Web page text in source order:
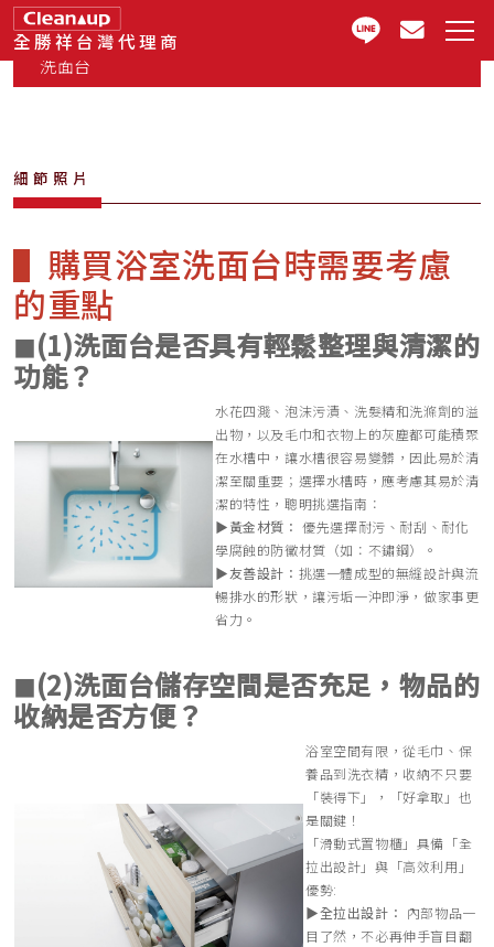
全勝祥台灣代理商
洗面台
細節照片
▌購買浴室洗面台時需要考慮
的重點
◼︎(1)洗面台是否具有輕鬆整理與清潔的
功能？
水花四濺、泡沫污漬、洗髮精和洗滌劑的溢
出物，以及毛巾和衣物上的灰塵都可能積聚
在水槽中，讓水槽很容易變髒，因此易於清
潔至關重要；選擇水槽時，應考慮其易於清
潔的特性，聰明挑選指南：
▶︎黃金材質： 優先選擇耐污、耐刮、耐化
學腐蝕的防黴材質（如：不鏽鋼）。
▶︎友善設計： 挑選一體成型的無縫設計與流
暢排水的形狀，讓污垢一沖即淨，做家事更
省力。
◼︎(2)洗面台儲存空間是否充足，物品的
收納是否方便？
浴室空間有限，從毛巾、保
養品到洗衣精，收納不只要
「裝得下」，「好拿取」也
是關鍵！
「滑動式置物櫃」具備「全
拉出設計」與「高效利用」
優勢:
▶︎全拉出設計： 內部物品一
目了然，不必再伸手盲目翻